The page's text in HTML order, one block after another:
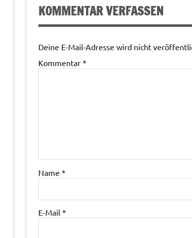
KOMMENTAR VERFASSEN
Deine E-Mail-Adresse wird nicht
Kommentar *
Name *
E-Mail *